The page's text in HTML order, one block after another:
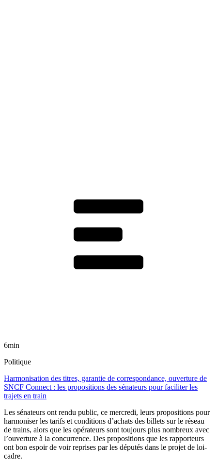
6min
Politique
Harmonisation des titres, garantie de correspondance, ouverture de
SNCF Connect : les propositions des sénateurs pour faciliter les
trajets en train
Les sénateurs ont rendu public, ce mercredi, leurs propositions pour
harmoniser les tarifs et conditions d’achats des billets sur le réseau
de trains, alors que les opérateurs sont toujours plus nombreux avec
l’ouverture à la concurrence. Des propositions que les rapporteurs
ont bon espoir de voir reprises par les députés dans le projet de loi-
cadre.